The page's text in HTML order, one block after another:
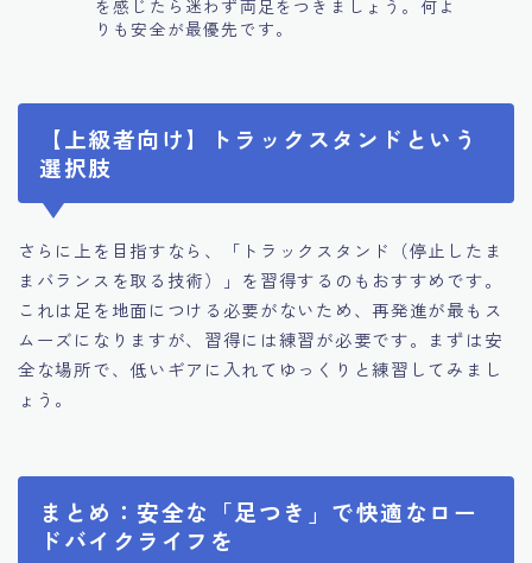
を感じたら迷わず両足をつきましょう。何よ
りも安全が最優先です。
【上級者向け】トラックスタンドという
選択肢
さらに上を目指すなら、「トラックスタンド（停止したま
まバランスを取る技術）」を習得するのもおすすめです。
これは足を地面につける必要がないため、再発進が最もス
ムーズになりますが、習得には練習が必要です。まずは安
全な場所で、低いギアに入れてゆっくりと練習してみまし
ょう。
まとめ：安全な「足つき」で快適なロー
ドバイクライフを